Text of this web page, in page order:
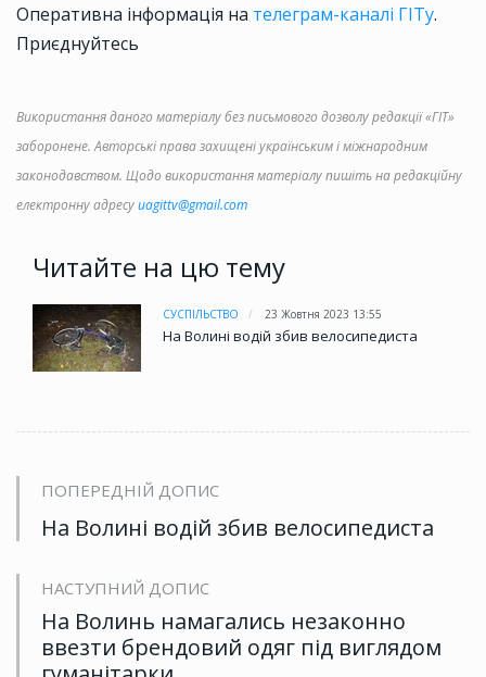
Оперативна інформація на телеграм-каналі ГІТу.
Приєднуйтесь
Використання даного матеріалу без письмового дозволу редакції «ГІТ»
заборонене. Авторські права захищені українським і міжнародним
законодавством. Щодо використання матеріалу пишіть на редакційну
електронну адресуuagittv@gmail.com
Читайте на цю тему
СУСПІЛЬСТВО 23 Жовтня 2023 13:55
На Волині водій збив велосипедиста
ПОПЕРЕДНІЙ ДОПИС
На Волині водій збив велосипедиста
НАСТУПНИЙ ДОПИС
На Волинь намагались незаконно
ввезти брендовий одяг під виглядом